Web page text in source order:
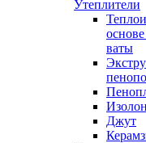
Утеплители
ваты
Джут